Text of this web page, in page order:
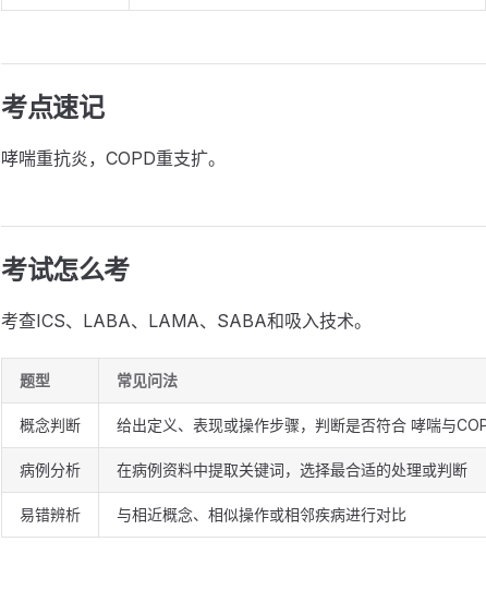
考点速记
哮喘重抗炎，COPD重支扩。
考试怎么考
考查ICS、LABA、LAMA、SABA和吸入技术。
题型 常见问法
概念判断 给出定义、表现或操作步骤，判断是否符合 哮喘与
病例分析 在病例资料中提取关键词，选择最合适的处理或判断
易错辨析 与相近概念、相似操作或相邻疾病进行对比